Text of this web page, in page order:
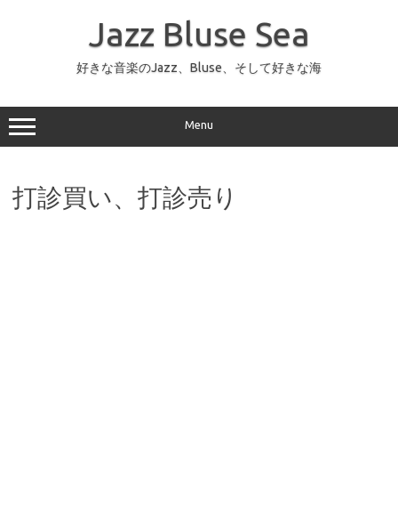
ッ
プ
Jazz Bluse Sea
好きな音楽のJazz、Bluse、そして好きな海
Menu
打診買い、打診売り